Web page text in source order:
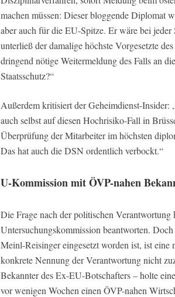
machen müssen: Dieser bloggende Diplomat
aber auch für die EU-Spitze. Er wäre bei
unterließ der damalige höchste Vorgesetzte
dringend nötige Weitermeldung des Falls an
Staatsschutz?“
Außerdem kritisiert der Geheimdienst-Insider:
auch selbst auf diesen Hochrisiko-Fall in
Überprüfung der Mitarbeiter im höchsten
Das hat auch die DSN ordentlich verbockt.“
U-Kommission mit ÖVP-nahen
Die Frage nach der politischen Verantwortung
Untersuchungskommission beantworten.
Meinl-Reisinger eingesetzt worden ist, ist
konkrete Nennung der Verantwortung nicht
Bekannter des Ex-EU-Botschafters – holte
vor wenigen Wochen einen ÖVP-nahen